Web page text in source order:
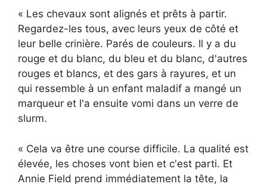
« Les chevaux sont alignés et prêts à partir.
Regardez-les tous, avec leurs yeux de côté et
leur belle crinière. Parés de couleurs. Il y a du
rouge et du blanc, du bleu et du blanc, d'autres
rouges et blancs, et des gars à rayures, et un
qui ressemble à un enfant maladif a mangé un
marqueur et l'a ensuite vomi dans un verre de
slurm.
« Cela va être une course difficile. La qualité est
élevée, les choses vont bien et c'est parti. Et
Annie Field prend immédiatement la tête, la